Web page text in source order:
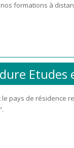
formations à
Etudes
le pays de résidence